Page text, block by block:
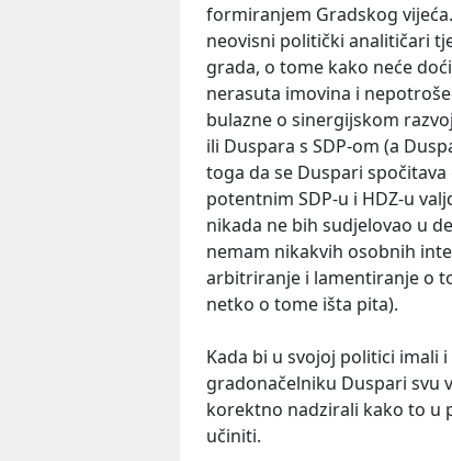
formiranjem Gradskog
neovisni politički analitičari
grada, o tome kako neće
nerasuta imovina i
bulazne o sinergijskom
ili Duspara s SDP-om (a
toga da se Duspari
potentnim SDP-u i HDZ-u
nikada ne bih sudjelovao u
nemam nikakvih osobnih
arbitriranje i lamentiranje o
netko o tome išta pita).
Kada bi u svojoj politici imali
gradonačelniku Duspari svu
korektno nadzirali kako to u
učiniti.